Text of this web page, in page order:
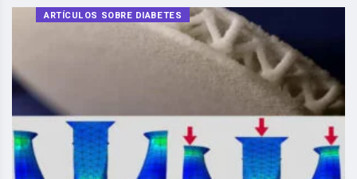
ARTÍCULOS SOBRE DIABETES